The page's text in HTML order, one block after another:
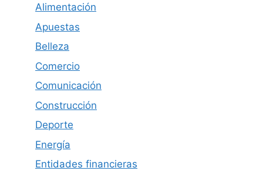
Alimentación
Apuestas
Belleza
Comercio
Comunicación
Construcción
Deporte
Energía
Entidades financieras